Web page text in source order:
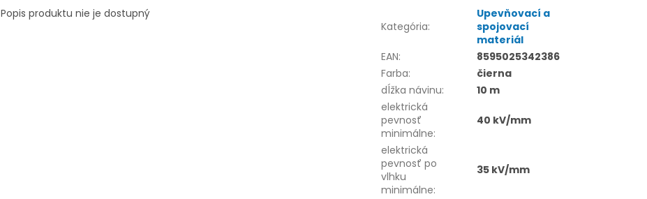
Popis produktu nie je dostupný
Kategória:
Upevňovací a
spojovací
materiál
EAN:
8595025342386
Farba:
čierna
dĺžka návinu:
10 m
elektrická
pevnosť
minimálne:
40 kV/mm
elektrická
pevnosť po
vlhku
minimálne:
35 kV/mm